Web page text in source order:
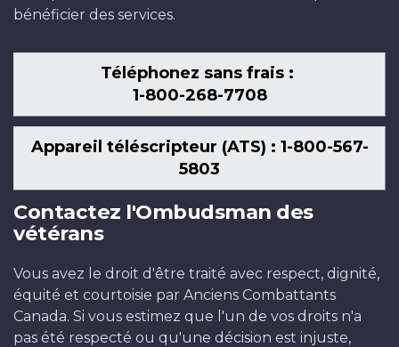
bénéficier des services.
Téléphonez sans frais :
1-800-268-7708
Appareil téléscripteur (ATS) : 1-800-567-
5803
Contactez l'Ombudsman des
vétérans
Vous avez le droit d'être traité avec respect, dignité,
équité et courtoisie par Anciens Combattants
Canada. Si vous estimez que l'un de vos droits n'a
pas été respecté ou qu'une décision est injuste,